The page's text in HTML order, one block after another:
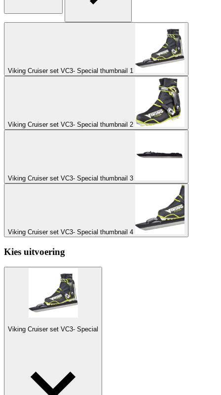
Viking Cruiser set VC3- Special thumbnail 1
Viking Cruiser set VC3- Special thumbnail 2
Viking Cruiser set VC3- Special thumbnail 3
Viking Cruiser set VC3- Special thumbnail 4
Kies uitvoering
Viking Cruiser set VC3- Special